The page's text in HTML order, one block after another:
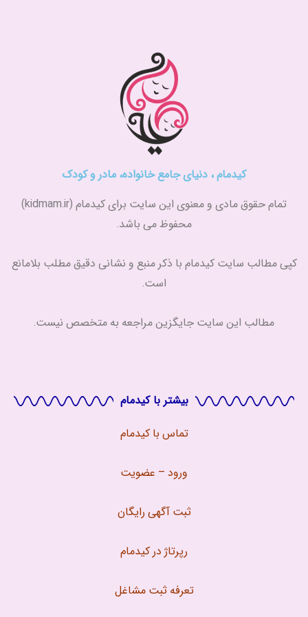
m
کیدمام ، دنیای جامع خانواده، مادر و کودک
تمام حقوق مادی و معنوی این سایت برای کیدمام (kidmam.ir)
محفوظ می باشد.
کپی مطالب سایت کیدمام با ذکر منبع و نشانی دقیق مطلب بلامانع
است.
مطالب این سایت جایگزین مراجعه به متخصص نیست.
بیشتر با کیدمام
تماس باکیدمام
ورود – عضویت
ثبت آگهی رایگان
رپرتاژ در کیدمام
تعرفه ثبت مشاغل